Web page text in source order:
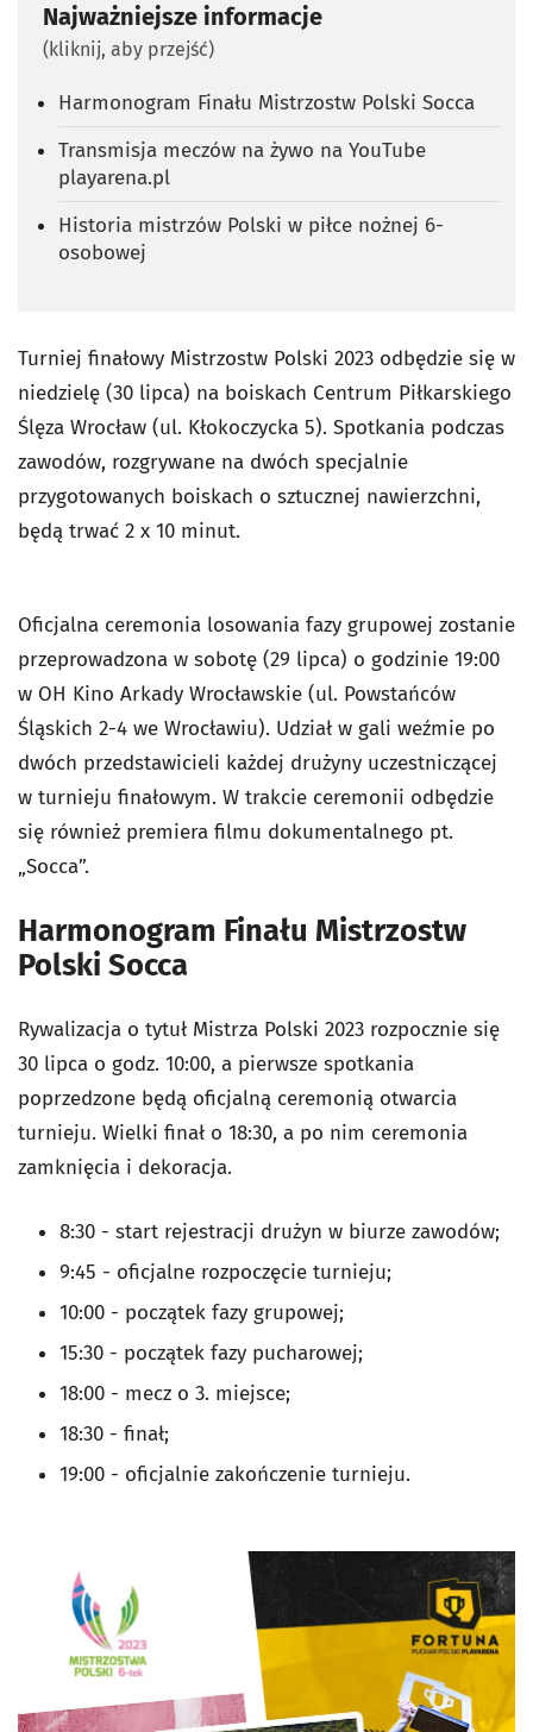
Najważniejsze informacje
(kliknij, aby przejść)
Harmonogram Finału Mistrzostw Polski Socca
Transmisja meczów na żywo na YouTube
playarena.pl
Historia mistrzów Polski w piłce nożnej 6-
osobowej
Turniej finałowy Mistrzostw Polski 2023 odbędzie się w
niedzielę (30 lipca) na boiskach Centrum Piłkarskiego
Ślęza Wrocław (ul. Kłokoczycka 5). Spotkania podczas
zawodów, rozgrywane na dwóch specjalnie
przygotowanych boiskach o sztucznej nawierzchni,
będą trwać 2 x 10 minut.
Oficjalna ceremonia losowania fazy grupowej zostanie
przeprowadzona w sobotę (29 lipca) o godzinie 19:00
w OH Kino Arkady Wrocławskie (ul. Powstańców
Śląskich 2-4 we Wrocławiu). Udział w gali weźmie po
dwóch przedstawicieli każdej drużyny uczestniczącej
w turnieju finałowym. W trakcie ceremonii odbędzie
się również premiera filmu dokumentalnego pt.
„Socca”.
Harmonogram Finału Mistrzostw
Polski Socca
Rywalizacja o tytuł Mistrza Polski 2023 rozpocznie się
30 lipca o godz. 10:00, a pierwsze spotkania
poprzedzone będą oficjalną ceremonią otwarcia
turnieju. Wielki finał o 18:30, a po nim ceremonia
zamknięcia i dekoracja.
8:30 - start rejestracji drużyn w biurze zawodów;
9:45 - oficjalne rozpoczęcie turnieju;
10:00 - początek fazy grupowej;
15:30 - początek fazy pucharowej;
18:00 - mecz o 3. miejsce;
18:30 - finał;
19:00 - oficjalnie zakończenie turnieju.